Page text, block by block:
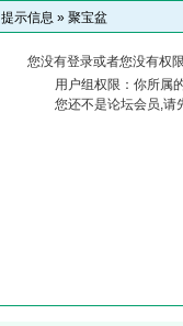
提示信息 » 聚宝盆
您没有登录或者您没有权
用户组权限：你所属
您还不是论坛会员,请